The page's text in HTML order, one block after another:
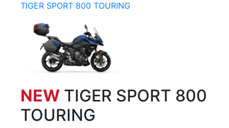
TIGER SPORT 800 TOURING
NEW TIGER SPORT 800
TOURING